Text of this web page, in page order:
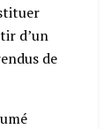
d’un
de